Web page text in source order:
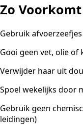
Zo
Gebruik
Gooi geen vet, olie
Verwijder haar uit
Spoel wekelijks door
Gebruik geen
leidingen)